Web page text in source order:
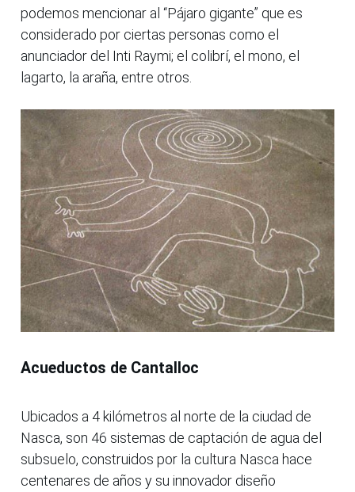
podemos mencionar al “Pájaro gigante” que es
considerado por ciertas personas como el
anunciador del Inti Raymi; el colibrí, el mono, el
lagarto, la araña, entre otros.
Acueductos de Cantalloc
Ubicados a 4 kilómetros al norte de la ciudad de
Nasca, son 46 sistemas de captación de agua del
subsuelo, construidos por la cultura Nasca hace
centenares de años y su innovador diseño